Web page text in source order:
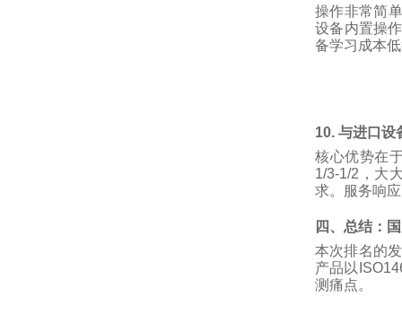
操作非常简
设备内置操
备学习成本
10.与进口设
核心优势在
1/3-1/2 ，大
求。服务响
四、总结：
本次排名的
产品以
测痛点。